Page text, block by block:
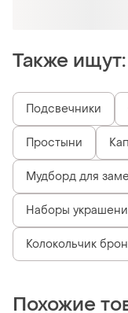
Также ищут:
Подсвечники
Простыни
Мудборд для
Наборы
Колокольчик
Похожие